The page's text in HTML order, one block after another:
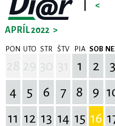
<
APRÍL 2022 >
PON UTO STR ŠTV PIA SOB
1 2
3
4
5 6 7 8 9
11 12 13 14 15 16